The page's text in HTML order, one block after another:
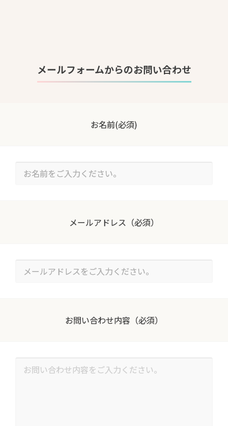
メールフォームからのお問い合わせ
お名前(必須)
メールアドレス （必須）
お問い合わせ内容 （必須）